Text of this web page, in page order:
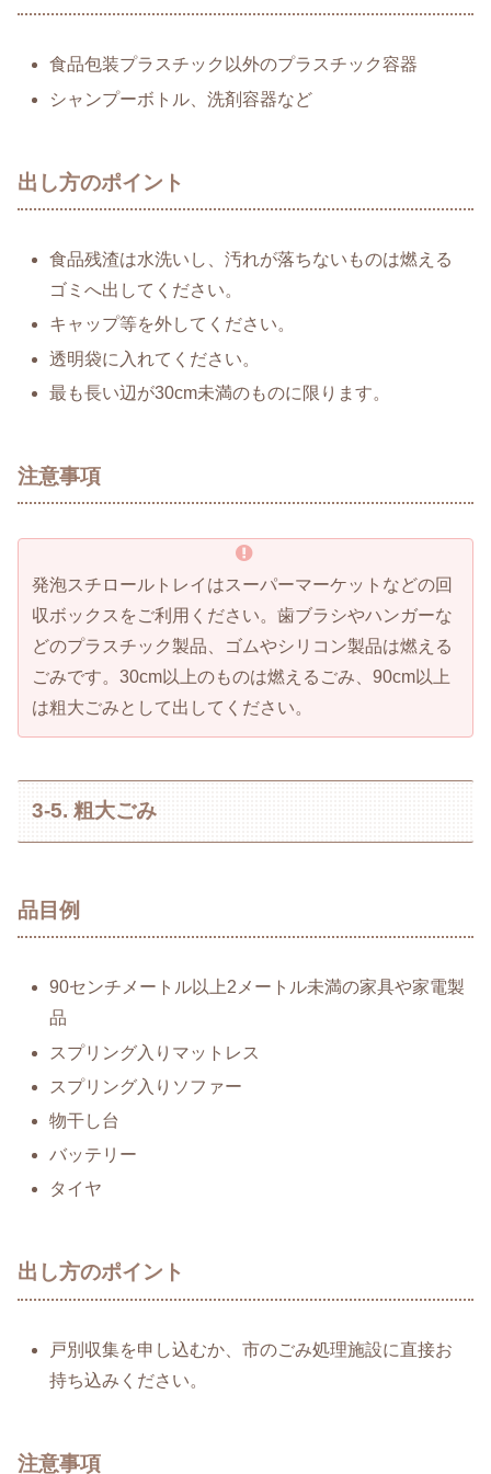
食品包装プラスチック以外のプラスチック容器
シャンプーボトル、洗剤容器など
出し方のポイント
食品残渣は水洗いし、汚れが落ちないものは燃える
ゴミへ出してください。
キャップ等を外してください。
透明袋に入れてください。
最も長い辺が30cm未満のものに限ります。
注意事項
発泡スチロールトレイはスーパーマーケットなどの回
収ボックスをご利用ください。歯ブラシやハンガーな
どのプラスチック製品、ゴムやシリコン製品は燃える
ごみです。30cm以上のものは燃えるごみ、90cm以上
は粗大ごみとして出してください。
3-5. 粗大ごみ
品目例
90センチメートル以上2メートル未満の家具や家電製
品
スプリング入りマットレス
スプリング入りソファー
物干し台
バッテリー
タイヤ
出し方のポイント
戸別収集を申し込むか、市のごみ処理施設に直接お
持ち込みください。
注意事項